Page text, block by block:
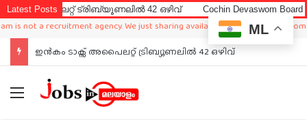
Latest Posts
ട്രിബ്യൂണലിൽ 42 ഒഴിവ് Cochin Devaswom Board LD Clerk
a recruitment agency. We just sharing available job in worldwide from
ഇൻകം ടാക്സ് അപൈലറ്റ് ട്രിബ്യൂണലിൽ 42 ഒഴിവ്
Menu
ML